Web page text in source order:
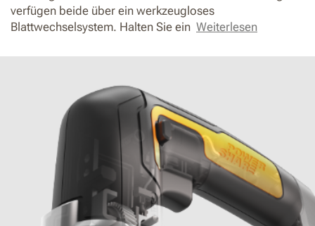
verfügen beide über ein werkzeugloses
Blattwechselsystem. Halten Sie ein Weiterlesen